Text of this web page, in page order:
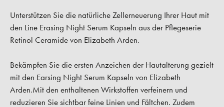
Unterstützen Sie die natürliche Zellerneuerung Ihrer Haut mit
den Line Erasing Night Serum Kapseln aus der Pflegeserie
Retinol Ceramide von Elizabeth Arden.
Bekämpfen Sie die ersten Anzeichen der Hautalterung gezielt
mit den Earsing Night Serum Kapseln von Elizabeth
Arden.Mit den enthaltenen Wirkstoffen verfeinern und
reduzieren Sie sichtbar feine Linien und Fältchen. Zudem